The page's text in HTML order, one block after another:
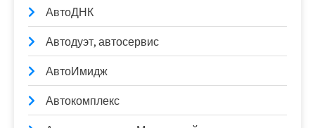
АвтоДНК
Автодуэт, автосервис
АвтоИмидж
Автокомплекс